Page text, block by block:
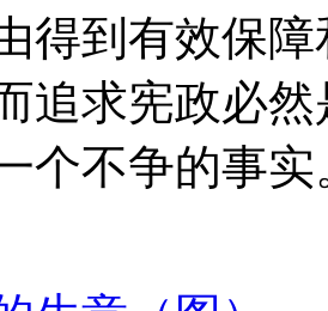
得到有效保
追求宪政必
个不争的事实